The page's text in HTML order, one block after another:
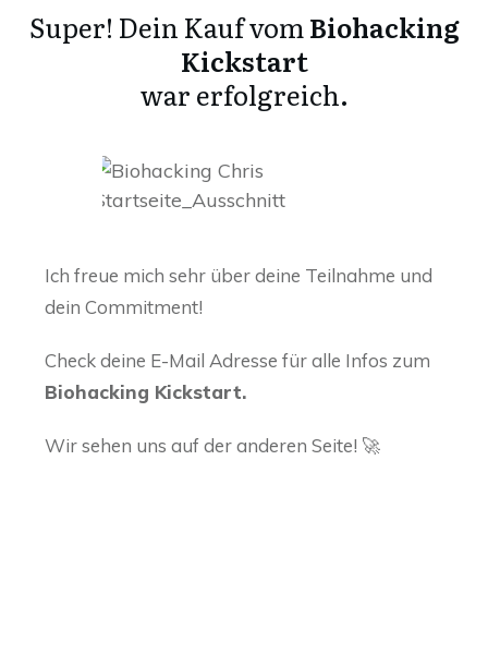
Super! Dein Kauf vomBiohacking
Kickstart
war erfolgreich.
Ich freue mich sehr über deine Teilnahme und
dein Commitment!
Check deine E-Mail Adresse für alle Infos zum
Biohacking Kickstart.
Wir sehen uns auf der anderen Seite! 🚀